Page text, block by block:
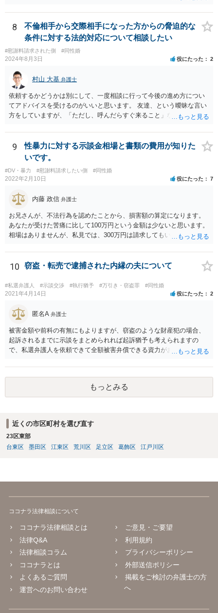
8
不倫相手から交際相手になった方からの脅迫的な
条件に対する法的対応について相談したい
#慰謝料請求された側 #同性婚
2024年8月3日 役にたった 2
村山 大基 弁護士
依頼するかどうかは別にして、一度相談に行って今後の進め方につい
てアドバイスを受けるのがいいと思います。 友達、という曖昧な言い
方をしていますが、「ただし、呼んだらすぐ来ること」などと条件を
通り関わりを断つ方向がいいと思います。
9
性暴力に対する示談金相場と書類の費用が知りた
いです。
#DV・暴力 #慰謝料請求したい側 #同性婚
2022年2月10日 役にたった 7
内藤 政信 弁護士
お兄さんが、不法行為を認めたことから、損害額の算定になります。
あなたが受けた苦痛に比して100万円という金額は少ないと思います。
相場はありませんが、私見では、300万円は請求してもいいですね。
なるような条件では困るでしょう。 支払いの効果を高めるために、弁
護士を立ち合い人にするといいで しょう。 したがって、金額も含め
て、条件については弁護士と話をするといい でしょう。 書面はどちら
が作っても構いません。 書類を作るには、少なくも、５５０００円
は、かかるでしょう。
10 窃盗・転売で逮捕された内縁の夫について
#私選弁護人 #示談交渉 #執行猶予 #万引き・窃盗罪 #同性婚
2021年4月14日 役にたった 2
匿名A 弁護士
被害金額や前科の有無にもよりますが、窃盗のような財産犯の場合、
起訴されるまでに示談をまとめられれば起訴猶予も考えられますの
で、私選弁護人を依頼できて全額被害弁償できる資力がお有りなので
めいたします。起訴されてしまうと前科はついてしまう可能性が極め
て高いので、被害金額はさほど大きくなく初犯で起訴猶予の可能性が
あり得る事案なのであれば、起訴までの弁護活動が極めて重要です。
もちろん国選弁護人であってもできるかぎり最善を尽くす弁護士が大
り、示談をまとめられる可能性が高くなる傾向は否定できないように
思われます。
もっとみる
近くの市区町村を選び直す
23区東部
台東区
墨田区 江東区 荒川区 足立区 葛飾区 江戸川区
ココナラ法律相談について
ココナラ法律相談とは
法律Q&A
法律相談コラム
ココナラとは
よくあるご質問
運営へのお問い合わせ
ご意見・ご要望
利用規約
プライバシーポリシー
外部送信ポリシー
掲載をご検討の弁護士の方
へ